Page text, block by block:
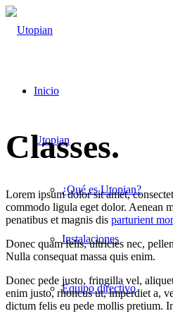
Inicio
Utopian
¿Qué es Utopian?
Instalaciones
Equipo directivo
Classes.
Lorem ipsum dolor sit amet,
commodo ligula eget dolor. Aenean
penatibus et magnis dis parturient
Donec quam felis, ultricies nec,
Nulla consequat massa quis enim.
Donec pede justo, fringilla vel,
enim justo, rhoncus ut, imperdiet a,
dictum felis eu pede mollis pretium.